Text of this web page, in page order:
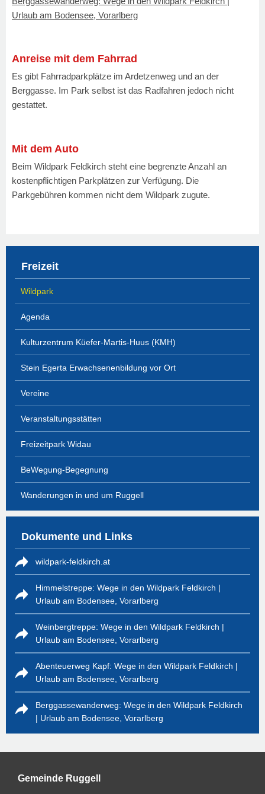
Urlaub am Bodensee, Vorarlberg
Anreise mit dem Fahrrad
Es gibt Fahrradparkplätze im Ardetzenweg und an der
Berggasse. Im Park selbst ist das Radfahren jedoch nicht
gestattet.
Mit dem Auto
Beim Wildpark Feldkirch steht eine begrenzte Anzahl an
kostenpflichtigen Parkplätzen zur Verfügung. Die
Parkgebühren kommen nicht dem Wildpark zugute.
Freizeit
Wildpark
Agenda
Kulturzentrum Küefer-Martis-Huus (KMH)
Stein Egerta Erwachsenenbildung vor Ort
Vereine
Veranstaltungsstätten
Freizeitpark Widau
BeWegung-Begegnung
Wanderungen in und um Ruggell
Dokumente und Links
wildpark-feldkirch.at
Himmelstreppe: Wege in den Wildpark Feldkirch |
Urlaub am Bodensee, Vorarlberg
Weinbergtreppe: Wege in den Wildpark Feldkirch |
Urlaub am Bodensee, Vorarlberg
Abenteuerweg Kapf: Wege in den Wildpark Feldkirch |
Urlaub am Bodensee, Vorarlberg
Berggassewanderweg: Wege in den Wildpark Feldkirch
| Urlaub am Bodensee, Vorarlberg
Gemeinde Ruggell